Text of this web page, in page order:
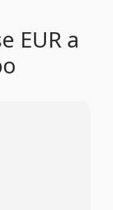
EUR a